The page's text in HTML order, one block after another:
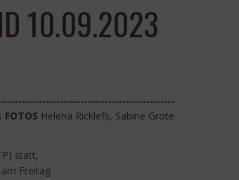
10.09.2023
FOTOS Helena Ricklefs, Sabine Grote
statt,
Freitag